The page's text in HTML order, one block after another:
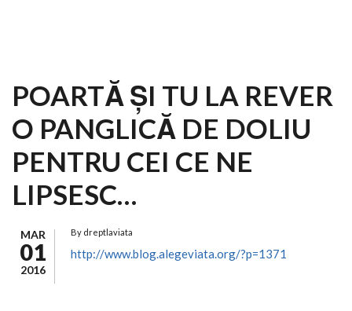
POARTĂ ŞI TU LA REVER
O PANGLICĂ DE DOLIU
PENTRU CEI CE NE
LIPSESC…
MAR
01
2016
By dreptlaviata
http://www.blog.alegeviata.org/?p=1371